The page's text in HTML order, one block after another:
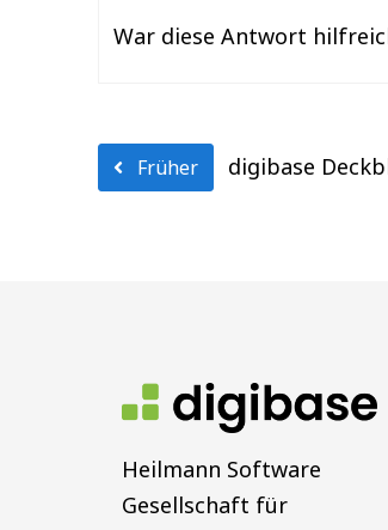
War diese Antwort
Früher digibase
Heilmann Software
Gesellschaft für